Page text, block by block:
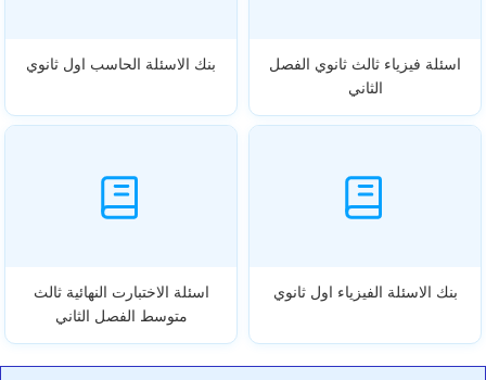
اسئلة فيزياء ثالث ثانوي الفصل
الثاني
بنك الاسئلة الحاسب اول ثانوي
بنك الاسئلة الفيزياء اول ثانوي
اسئلة الاختبارت النهائية ثالث
متوسط الفصل الثاني